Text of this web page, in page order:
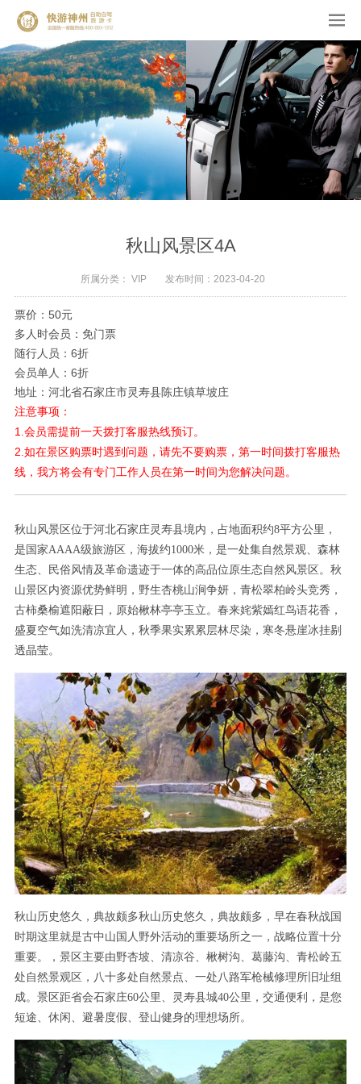
秋山风景区4A
所属分类： VIP 发布时间： 2023-04-20
票价：50元
多人时会员：免门票
随行人员：6折
会员单人：6折
地址：河北省石家庄市灵寿县陈庄镇草坡庄
注意事项：
1.会员需提前一天拨打客服热线预订。
2.如在景区购票时遇到问题，请先不要购票，第一时间拨打客服热
线，我方将会有专门工作人员在第一时间为您解决问题。
秋山风景区位于河北石家庄灵寿县境内，占地面积约8平方公里，
是国家AAAA级旅游区，海拔约1000米，是一处集自然景观、 森林
生态、
民俗风情及革命遗迹于一体的高品位原生态自然风景区。秋
山景区内资源优势鲜明，野生杏桃山涧争妍，青松翠柏岭头竞秀，
古柿桑榆遮阳蔽日，原始楸林亭亭玉立。春来姹紫嫣红鸟语花香，
盛夏空气如洗清凉宜人，秋季果实累累层林尽染，寒冬悬崖冰挂剔
透晶莹。
秋山历史悠久，典故颇多秋山历史悠久，典故颇多，早在春秋战国
时期这里就是古中山国人野外活动的重要场所之一，战略位置十分
重要。
， 景区主要由野杏坡、清凉谷、楸树沟、葛藤沟、青松岭五
处自然景观区，八十多处自然景点、一处八路军枪械修理所旧址组
成。景区距省会石家庄60公里、灵寿县城40公里，交通便利，是您
短途、休闲、避暑度假、登山健身的理想场所。